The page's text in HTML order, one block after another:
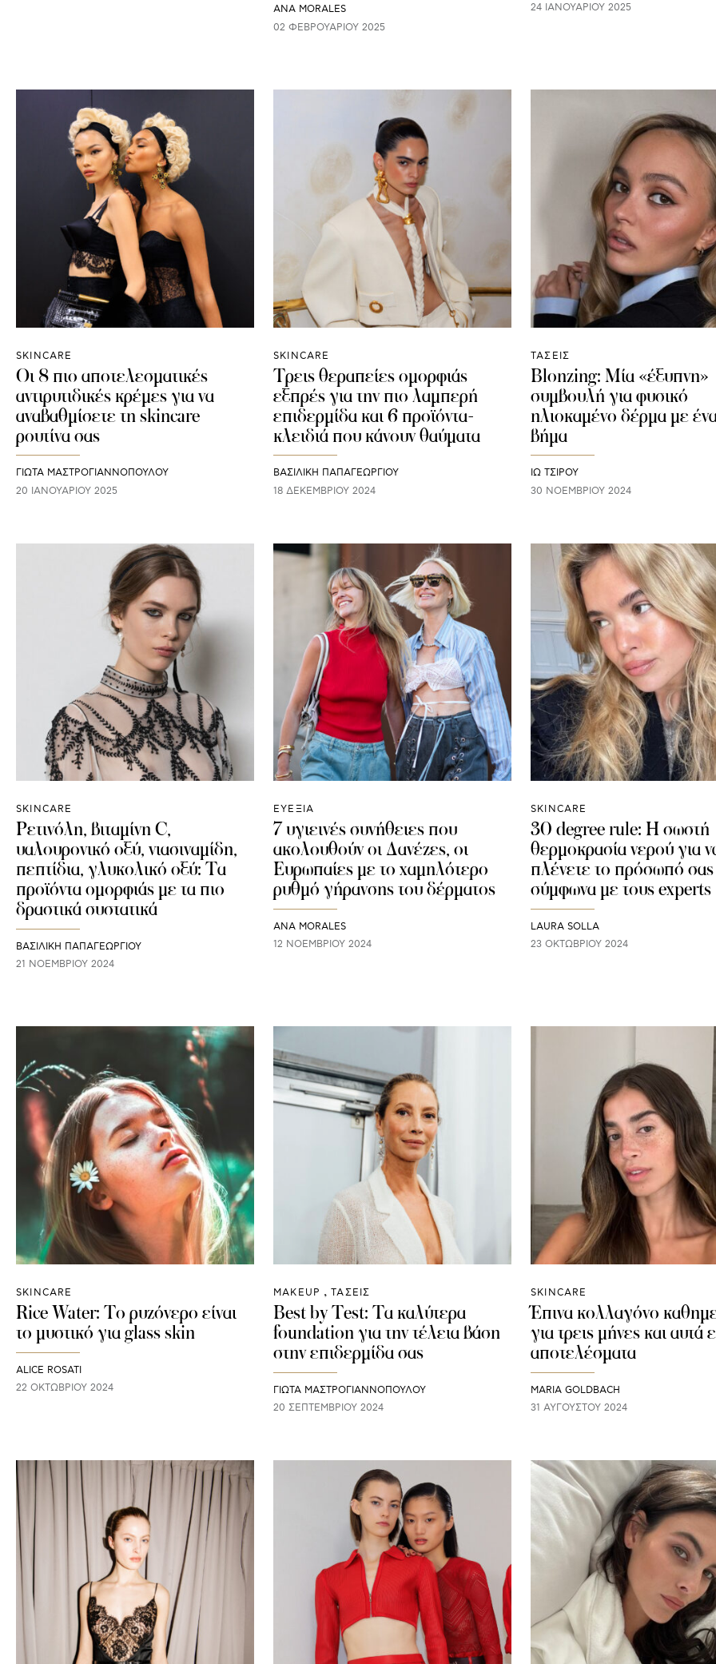
ANA MORALES
02 ΦΕΒΡΟΥΑΡΊΟΥ 2025
24 ΙΑΝΟΥΑΡΊΟΥ 2025
SKINCARE
Οι 8 πιο αποτελεσματικές
αντιρυτιδικές κρέμες για να
αναβαθμίσετε τη skincare
ρουτίνα σας
ΓΙΩΤΑ ΜΑΣΤΡΟΓΙΑΝΝΟΠΟΥΛΟΥ
20 ΙΑΝΟΥΑΡΊΟΥ 2025
SKINCARE
Τρεις θεραπείες ομορφιάς
εξπρές για την πιο λαμπερή
επιδερμίδα και 6 προϊόντα-
κλειδιά που κάνουν θαύματα
ΒΑΣΙΛΙΚΗ ΠΑΠΑΓΕΩΡΓΙΟΥ
18 ΔΕΚΕΜΒΡΊΟΥ 2024
ΤΑΣΕΙΣ
Blonzing: Μία «έξυπνη»
συμβουλή για φυσικό
ηλιοκαμένο δέρμα με
βήμα
ΙΩ ΤΣΙΡΟΥ
30 ΝΟΕΜΒΡΊΟΥ 2024
SKINCARE
Ρετινόλη, βιταμίνη C,
υαλουρονικό οξύ, νιασιναμίδη,
πεπτίδια, γλυκολικό οξύ: Τα
προϊόντα ομορφιάς με τα πιο
δραστικά συστατικά
ΒΑΣΙΛΙΚΗ ΠΑΠΑΓΕΩΡΓΙΟΥ
21 ΝΟΕΜΒΡΊΟΥ 2024
ΕΥΕΞΙΑ
7 υγιεινές συνήθειες που
ακολουθούν οι Δανέζες, οι
Ευρωπαίες με το χαμηλότερο
ρυθμό γήρανσης του δέρματος
ANA MORALES
12 ΝΟΕΜΒΡΊΟΥ 2024
SKINCARE
30 degree rule: Η σωστή
θερμοκρασία νερού για
πλένετε το πρόσωπό σας
σύμφωνα με τους experts
LAURA SOLLA
23 ΟΚΤΩΒΡΊΟΥ 2024
SKINCARE
Rice Water: Το ρυζόνερο είναι
το μυστικό για glass skin
ALICE ROSATI
22 ΟΚΤΩΒΡΊΟΥ 2024
ΜAKEUP ΤΑΣΕΙΣ
Best by Test: Τα καλύτερα
foundation για την τέλεια βάση
στην επιδερμίδα σας
ΓΙΩΤΑ ΜΑΣΤΡΟΓΙΑΝΝΟΠΟΥΛΟΥ
20 ΣΕΠΤΕΜΒΡΊΟΥ 2024
SKINCARE
Έπινα κολλαγόνο
για τρεις μήνες και αυτά
αποτελέσματα
MARIA GOLDBACH
31 ΑΥΓΟΎΣΤΟΥ 2024